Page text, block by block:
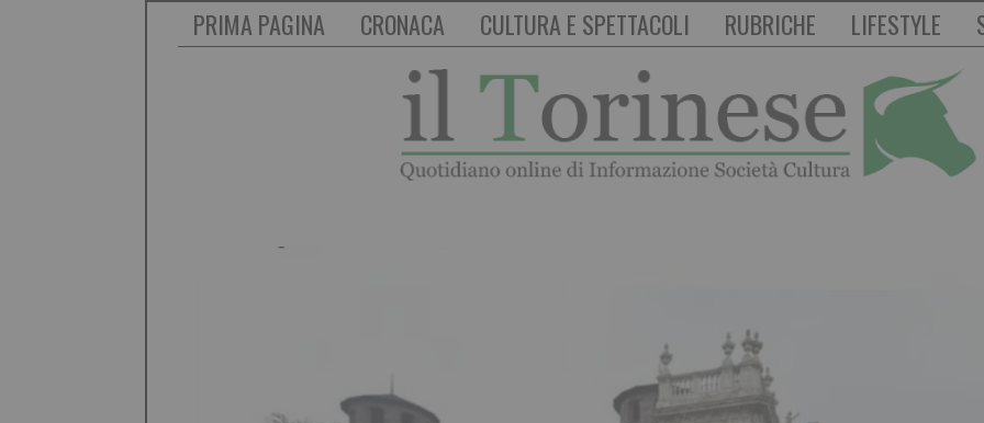
PRIMA PAGINA CRONACA CULTURA E SPETTACOLI RUBRICHE LIFESTYLE